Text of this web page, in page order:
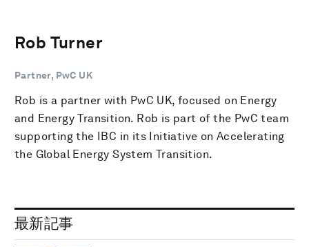
Rob Turner
Partner, PwC UK
Rob is a partner with PwC UK, focused on Energy
and Energy Transition. Rob is part of the PwC team
supporting the IBC in its Initiative on Accelerating
the Global Energy System Transition.
最新記事